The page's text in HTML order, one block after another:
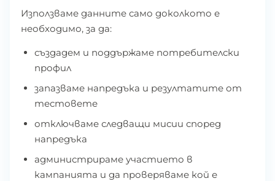
Използваме данните само доколкото е
необходимо, за да:
създадем и поддържаме потребителски
профил
запазваме напредъка и резултатите от
тестовете
отключваме следващи мисии според
напредъка
администрираме участието в
кампанията и да проверяваме кой е